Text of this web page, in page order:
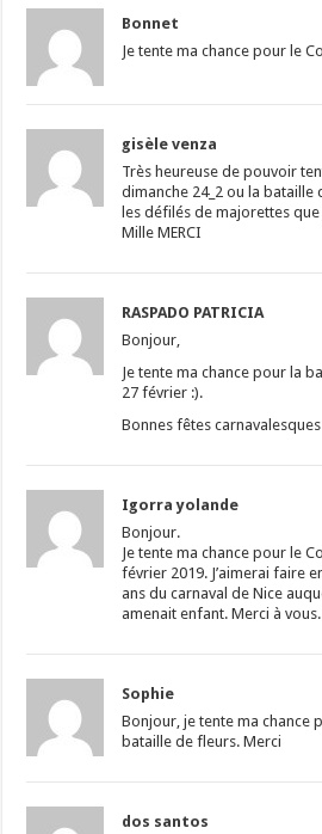
Bonnet
Je tente ma chance pour le
gisèle venza
Très heureuse de pouvoir
dimanche 24_2 ou la bataille
les défilés de majorettes
Mille MERCI
RASPADO PATRICIA
Bonjour,
Je tente ma chance pour la
27 février :).
Bonnes fêtes
Igorra yolande
Bonjour.
Je tente ma chance pour le
février 2019. J’aimerai faire
ans du carnaval de Nice
amenait enfant. Merci à vous.
Sophie
Bonjour, je tente ma chance
bataille de fleurs. Merci
dos santos